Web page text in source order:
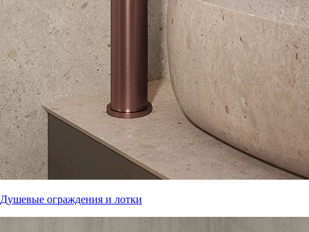
Душевые ограждения и лотки